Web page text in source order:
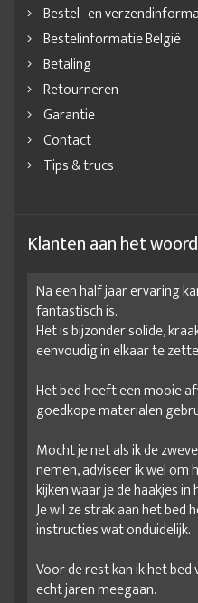
Bestel- en
Bestelinformatie België
Betaling
Retourneren
Garantie
Contact
Tips & trucs
Klanten aan het woord
Na een half jaar ervaring
fantastisch is.
Het is bijzonder solide,
eenvoudig in elkaar te
Het bed heeft een mooie
goedkope materialen
Mocht je net als ik de
nemen, adviseer ik wel
kijken waar je de haakjes
Je wil ze strak aan het bed
instructies wat onduidelijk.
Voor de rest kan ik het bed
echt jaren meegaan.